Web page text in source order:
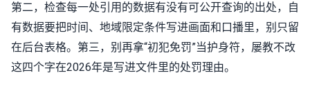
第二，检查每一处引用的数据有没有可公开查询的出处，自
有数据要把时间、地域限定条件写进画面和口播里，别只留
在后台表格。第三，别再拿“初犯免罚”当护身符，屡教不改
这四个字在2026年是写进文件里的处罚理由。